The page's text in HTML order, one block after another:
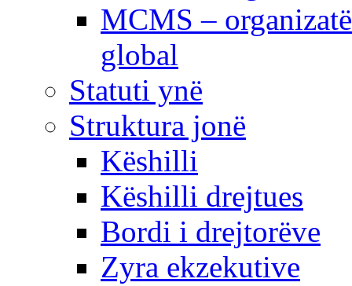
MCMS –
global
Statuti ynë
Struktura jonë
Këshilli
Këshilli drejtues
Bordi i drejtorëve
Zyra ekzekutive